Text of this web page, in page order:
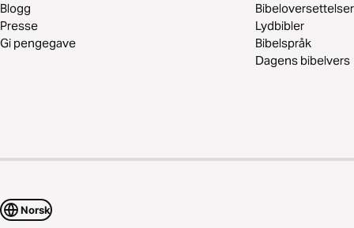
Blogg
Presse
Gi pengegave
Bibeloversettelser
Lydbibler
Bibelspråk
Dagens bibelvers
Norsk